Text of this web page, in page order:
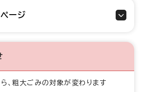
ージ
、粗大ごみの対象が変わります